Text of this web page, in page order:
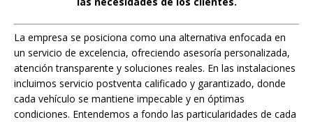
La empresa se posiciona como una alternativa enfocada en
un servicio de excelencia, ofreciendo asesoría personalizada,
atención transparente y soluciones reales. En las instalaciones
incluimos servicio postventa calificado y garantizado, donde
cada vehículo se mantiene impecable y en óptimas
condiciones. Entendemos a fondo las particularidades de cada